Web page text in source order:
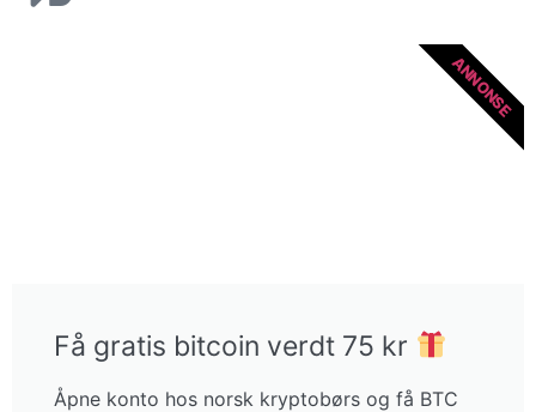
Få gratis bitcoin verdt 75 kr
Åpne konto hos norsk kryptobørs og få BTC
ANNONSE